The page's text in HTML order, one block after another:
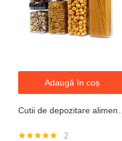
Adaugă în coș
2